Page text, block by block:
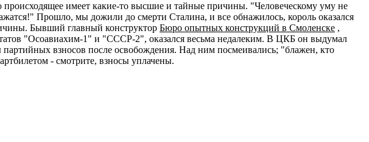
имеет какие-то высшие и тайные причины. "Человеческому уму не
Прошло, мы дожили до смерти Сталина, и все обнажилось, король оказался
Бывший главный конструктор Бюро опытных конструкций в Смоленске ,
"Осоавиахим-1" и "СССР-2", оказался весьма недалеким. В ЦКБ он выдумал
партийных взносов после освобождения. Над ним посмеивались; "блажен, кто
- смотрите, взносы уплачены.